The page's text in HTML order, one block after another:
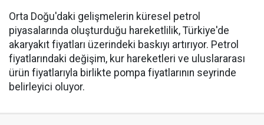
Orta Doğu'daki gelişmelerin küresel petrol
piyasalarında oluşturduğu hareketlilik, Türkiye'de
akaryakıt fiyatları üzerindeki baskıyı artırıyor. Petrol
fiyatlarındaki değişim, kur hareketleri ve uluslararası
ürün fiyatlarıyla birlikte pompa fiyatlarının seyrinde
belirleyici oluyor.